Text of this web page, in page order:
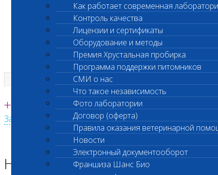
ШАНС БИО
Независимая ветеринарная лаборатория
Единая круглосуточная справочная
+7 495 260 0 260
Заказать звонок с сайта
Как работает современная
Контроль качества
Лицензии и сертификаты
Оборудование и методы
Премия Хрустальная пробирка
Программа поддержки питомников
СМИ о нас
Что такое независимость
Фото лаборатории
Договор (оферта)
Правила оказания ветеринарной
Новости
Электронный документооборот
Франшиза Шанс Био
Главная страница
Новости лаборатории